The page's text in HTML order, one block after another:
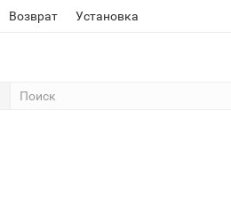
Возврат Установка